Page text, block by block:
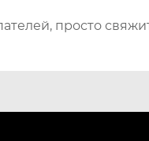
просто